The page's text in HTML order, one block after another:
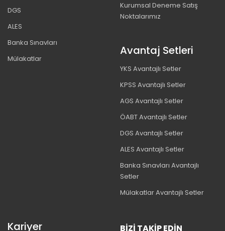
DGS
ALES
Banka Sınavları
Mülakatlar
Kurumsal Deneme Satış
Noktalarımız
Avantaj Setleri
YKS Avantajlı Setler
KPSS Avantajlı Setler
AGS Avantajlı Setler
ÖABT Avantajlı Setler
DGS Avantajlı Setler
ALES Avantajlı Setler
Banka Sınavları Avantajlı
Setler
Mülakatlar Avantajlı Setler
Kariyer BIZI TAKIP EDIN